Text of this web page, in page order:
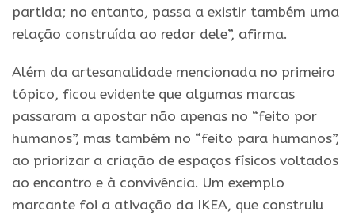
partida; no entanto, passa a existir também uma
relação construída ao redor dele”, afirma.
Além da artesanalidade mencionada no primeiro
tópico, ficou evidente que algumas marcas
passaram a apostar não apenas no “feito por
humanos”, mas também no “feito para humanos”,
ao priorizar a criação de espaços físicos voltados
ao encontro e à convivência. Um exemplo
marcante foi a ativação da IKEA, que construiu